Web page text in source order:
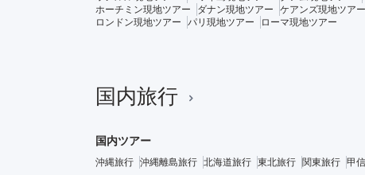
ホーチミン現地ツアー
ダナン現地ツアー ケアンズ現地ツアー
ロンドン現地ツアー
パリ現地ツアー ローマ現地ツアー
国内旅行
国内ツアー
沖縄旅行 沖縄離島旅行 北海道旅行 東北旅行 関東旅行 甲